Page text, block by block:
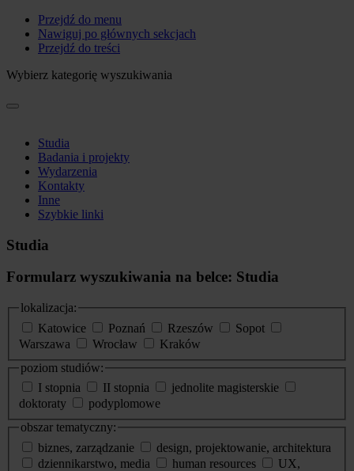
Przejdź do menu
Nawiguj po głównych sekcjach
Przejdź do treści
Wybierz kategorię wyszukiwania
Studia
Badania i projekty
Wydarzenia
Kontakty
Inne
Szybkie linki
Studia
Formularz wyszukiwania na belce: Studia
lokalizacja:
Katowice
Poznań Rzeszów
Sopot
Warszawa
Wrocław
Kraków
poziom studiów:
I stopnia
II stopnia
jednolite magisterskie
doktoraty
podyplomowe
obszar tematyczny:
biznes, zarządzanie
design, projektowanie, architektura
dziennikarstwo, media
human resources
UX,